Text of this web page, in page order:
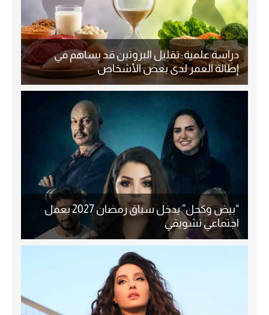
دراسة علمية: تقليل البروتين قد يساهم في
إطالة العمر لدى بعض الأشخاص
“بيض وكحل” يدخل سباق رمضان 2027 بعمل
اجتماعي تشويقي